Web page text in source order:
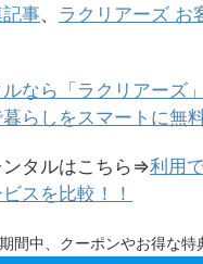
事、 ラクリアーズ お
なら「ラクリアーズ
らしをスマートに無
ンタルはこちら⇒利用
スを比較！！
間中、クーポンやお得な特